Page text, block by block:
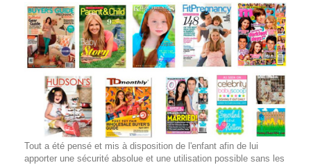
Tout a été pensé et mis à disposition de l'enfant afin de lui
apporter une sécurité absolue et une utilisation possible sans les